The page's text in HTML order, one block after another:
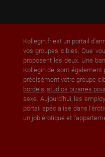
Kollegin.fr est un portail
vos groupes cibles. Que
proposent les deux. Une
Kollegin.de, sont
précisément votre groupe-
bordels,studios bizarres
sexe. Aujourd'hui, les
portail spécialisé dans
un job érotique et